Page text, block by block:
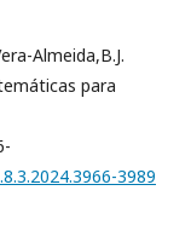
Almeida,B.J.
para
3989